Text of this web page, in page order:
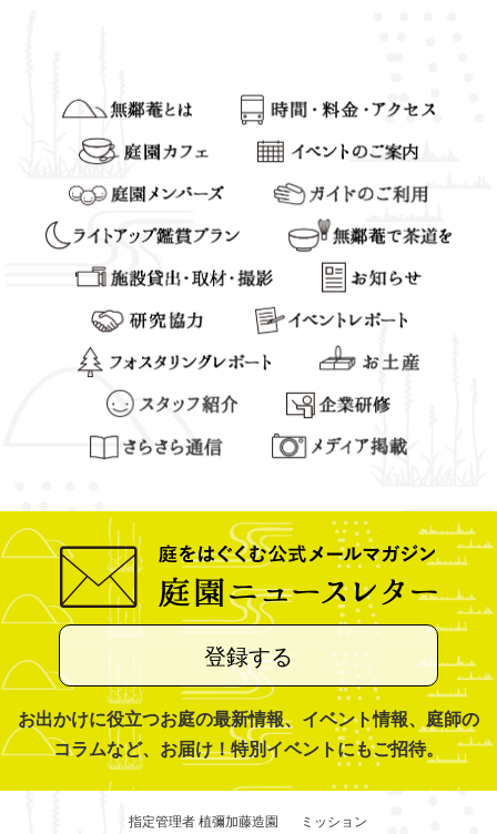
登録する
お出かけに役立つお庭の最新情報、イベント情報、庭師の
コラムなど、お届け！特別イベントにもご招待。
指定管理者 植彌加藤造園 ミッション